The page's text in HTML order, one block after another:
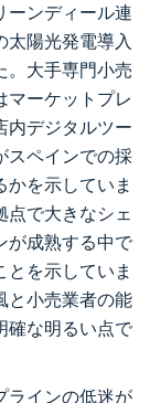
ーンディール連
太陽光発電導入
。大手専門小売
マーケットプレ
内デジタルツー
スペインでの採
を示していま
点で大きなシェ
が成熟する中で
とを示していま
と小売業者の能
確な明るい点で
ラインの低迷が